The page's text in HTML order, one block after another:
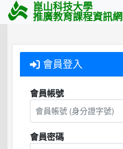
崑山科技大學
推廣教育課程資訊網
會員登入
會員帳號
會員密碼